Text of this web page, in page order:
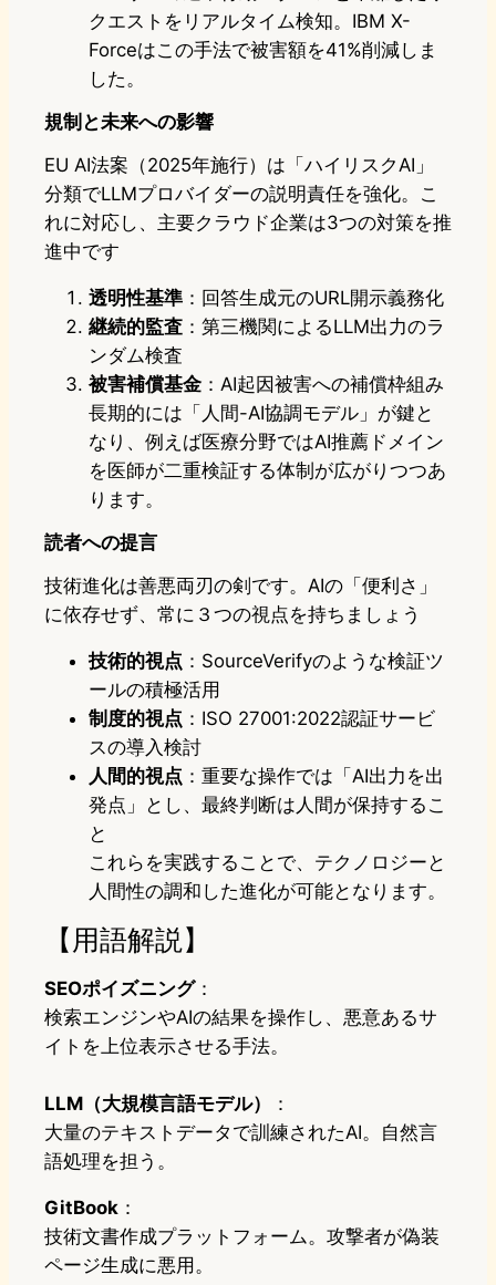
クエストをリアルタイム検知。IBM X-
Forceはこの手法で被害額を41%削減しま
した。
規制と未来への影響
EU AI法案（2025年施行）は「ハイリスクAI」
分類でLLMプロバイダーの説明責任を強化。こ
れに対応し、主要クラウド企業は3つの対策を推
進中です
透明性基準 ：回答生成元のURL開示義務化
継続的監査 ：第三機関によるLLM出力のラ
ンダム検査
被害補償基金 ：AI起因被害への補償枠組み
長期的には「人間-AI協調モデル」が鍵と
なり、例えば医療分野ではAI推薦ドメイン
を医師が二重検証する体制が広がりつつあ
ります。
読者への提言
技術進化は善悪両刃の剣です。AIの「便利さ」
に依存せず、常に３つの視点を持ちましょう
技術的視点 ：SourceVerifyのような検証ツ
ールの積極活用
制度的視点 ：ISO 27001:2022認証サービ
スの導入検討
人間的視点 ：重要な操作では「AI出力を出
発点」とし、最終判断は人間が保持するこ
と
これらを実践することで、テクノロジーと
人間性の調和した進化が可能となります。
【用語解説】
SEOポイズニング：
検索エンジンやAIの結果を操作し、悪意あるサ
イトを上位表示させる手法。
LLM（大規模言語モデル）
：
大量のテキストデータで訓練されたAI。自然言
語処理を担う。
GitBook ：
技術文書作成プラットフォーム。攻撃者が偽装
ページ生成に悪用。